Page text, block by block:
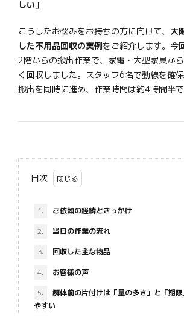
しい」
こうしたお悩みをお持ちの方に向けて、 大
した不用品回収の実例をご紹介します。今
2階からの搬出作業で、家電・大型家具か
く回収しました。スタッフ6名で動線を確
搬出を同時に進め、作業時間は約4時間半で
目次
1.
ご依頼の経緯ときっかけ
2.
当日の作業の流れ
3.
回収した主な物品
4.
お客様の声
5.
解体前の片付けは「量の多さ」と「期
やすい